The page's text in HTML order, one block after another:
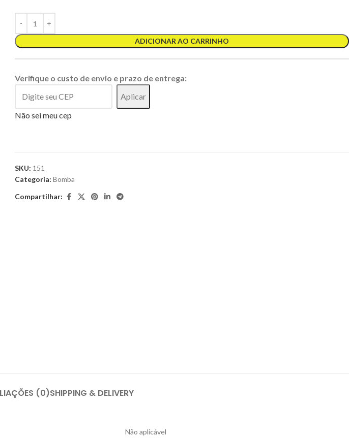
ADICIONAR AO CARRINHO
Verifique o custo de envio e prazo de entrega:
Aplicar
Não sei meu cep
SKU: 151
Categoria: Bomba
Compartilhar:
(0)SHIPPING & DELIVERY
Não aplicável